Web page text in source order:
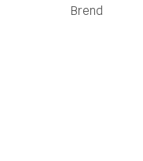
Brend